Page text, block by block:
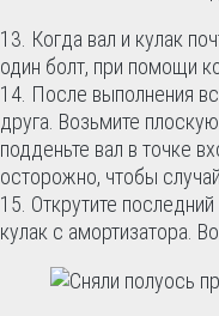
Когда вал и кулак
один болт, при помощи
После выполнения
друга. Возьмите
подденьте вал в точке
осторожно, чтобы
Открутите
кулак с амортизатора.